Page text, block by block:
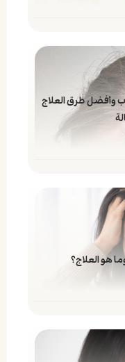
وأفضل طرق العلاج
هو العلاج؟